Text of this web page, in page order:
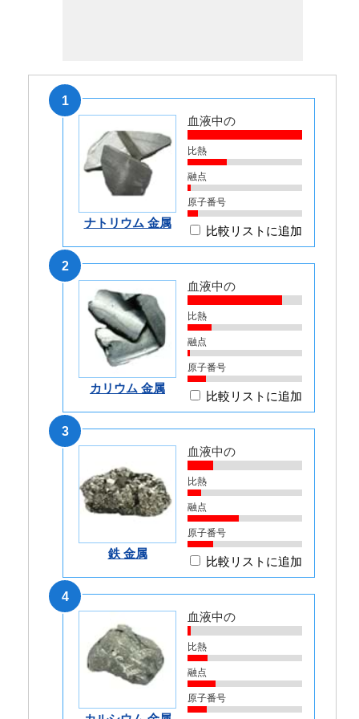
1
ナトリウム 金属
血液中の
比熱
融点
原子番号
比較リストに追加
2
カリウム 金属
血液中の
比熱
融点
原子番号
比較リストに追加
3
鉄 金属
血液中の
比熱
融点
原子番号
比較リストに追加
4
血液中の
比熱
融点
原子番号